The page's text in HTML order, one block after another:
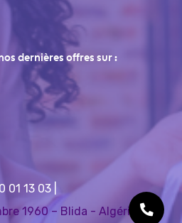
dernières offres sur :
01 13 03
1960 – Blida - Algérie